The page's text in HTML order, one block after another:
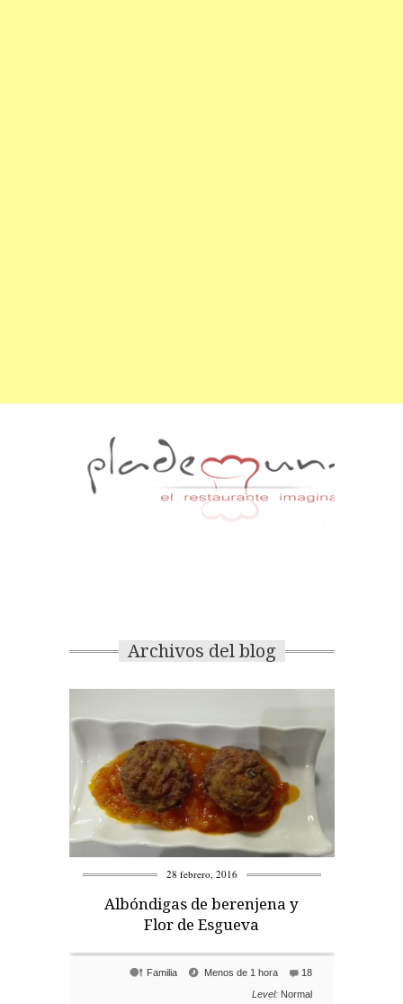
Archivos del blog
28 febrero, 2016
Albóndigas de berenjena y
Flor de Esgueva
18
Menos de 1 hora
Familia
Level: Normal